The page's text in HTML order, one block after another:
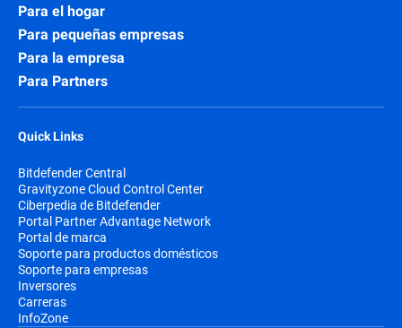
Para el hogar
Para pequeñas empresas
Para la empresa
Para Partners
Quick Links
Bitdefender Central
Gravityzone Cloud Control Center
Ciberpedia de Bitdefender
Portal Partner Advantage Network
Portal de marca
Soporte para productos domésticos
Soporte para empresas
Inversores
Carreras
InfoZone